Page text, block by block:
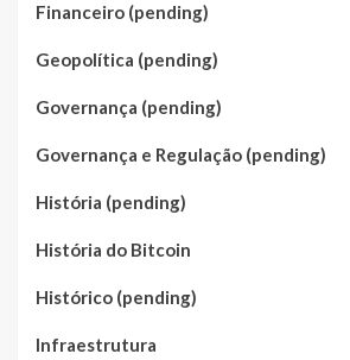
Financeiro (pending)
Geopolítica (pending)
Governança (pending)
Governança e Regulação (pending)
História (pending)
História do Bitcoin
Histórico (pending)
Infraestrutura